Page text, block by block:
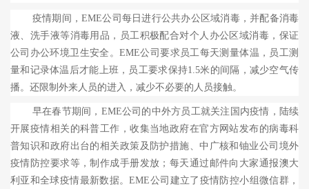
疫情期间，EME公司每日进行公共办公区域消毒，并配备消毒
液、洗手液等消毒用品，员工积极配合对个人办公区域消毒，保证
公司办公环境卫生安全。EME公司要求员工每天测量体温，员工测
量和记录体温后才能上班，员工要求保持1.5米的间隔，减少空气传
播。还限制外来人员的进入，减少不必要的人员接触。
早在春节期间， EME公司的中外方员工就关注国内疫情，陆续
开展疫情相关的科普工作，收集当地政府在官方网站发布的病毒科
普知识和政府出台的相关政策及防护措施、中广核和铀业公司境外
疫情防控要求等，制作成手册发放；每天通过邮件向大家通报澳大
利亚和全球疫情最新数据。EME公司建立了疫情防控小组微信群，